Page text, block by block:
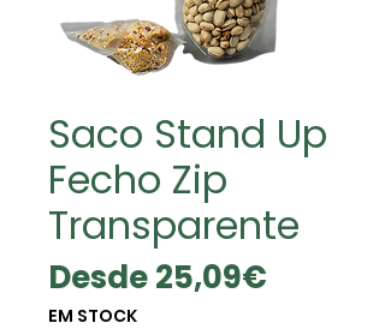
Saco Stand Up
Fecho Zip
Transparente
Desde25,09€
EM STOCK